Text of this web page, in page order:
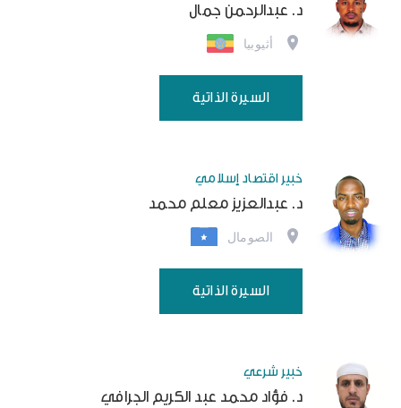
د. عبدالرحمن جمال
أثيوبيا
السيرة الذاتية
خبير اقتصاد إسلامي
د. عبدالعزيز معلم محمد
الصومال
السيرة الذاتية
خبير شرعي
د. فؤاد محمد عبد الكريم الجرافي